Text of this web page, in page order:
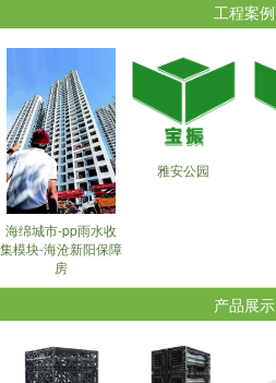
工程案例
海绵城市-pp雨水收
集模块-海沧新阳保障
房
雅安公园
产品展示